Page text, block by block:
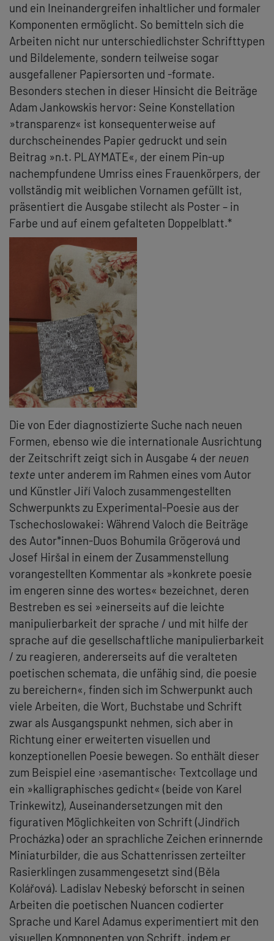
und ein Ineinandergreifen inhaltlicher und formaler
Komponenten ermöglicht. So bemitteln sich die
Arbeiten nicht nur unterschiedlichster Schrifttypen
und Bildelemente, sondern teilweise sogar
ausgefallener Papiersorten und -formate.
Besonders stechen in dieser Hinsicht die Beiträge
Adam Jankowskis hervor: Seine Konstellation
»transparenz« ist konsequenterweise auf
durchscheinendes Papier gedruckt und sein
Beitrag »n.t. PLAYMATE«, der einem Pin-up
nachempfundene Umriss eines Frauenkörpers, der
vollständig mit weiblichen Vornamen gefüllt ist,
präsentiert die Ausgabe stilecht als Poster – in
Farbe und auf einem gefalteten Doppelblatt.*
Die von Eder diagnostizierte Suche nach neuen
Formen, ebenso wie die internationale Ausrichtung
der Zeitschrift zeigt sich in Ausgabe 4 der neuen
texte unter anderem im Rahmen eines vom Autor
und Künstler Jiří Valoch zusammengestellten
Schwerpunkts zu Experimental-Poesie aus der
Tschechoslowakei: Während Valoch die Beiträge
des Autor*innen-Duos Bohumila Grögerová und
Josef Hiršal in einem der Zusammenstellung
vorangestellten Kommentar als »konkrete poesie
im engeren sinne des wortes« bezeichnet, deren
Bestreben es sei »einerseits auf die leichte
manipulierbarkeit der sprache / und mit hilfe der
sprache auf die gesellschaftliche manipulierbarkeit
/ zu reagieren, andererseits auf die veralteten
poetischen schemata, die unfähig sind, die poesie
zu bereichern«, finden sich im Schwerpunkt auch
viele Arbeiten, die Wort, Buchstabe und Schrift
zwar als Ausgangspunkt nehmen, sich aber in
Richtung einer erweiterten visuellen und
konzeptionellen Poesie bewegen. So enthält dieser
zum Beispiel eine ›asemantische‹ Textcollage und
ein »kalligraphisches gedicht« (beide von Karel
Trinkewitz), Auseinandersetzungen mit den
figurativen Möglichkeiten von Schrift (Jindřich
Procházka) oder an sprachliche Zeichen erinnernde
Miniaturbilder, die aus Schattenrissen zerteilter
Rasierklingen zusammengesetzt sind (Běla
Kolářová). Ladislav Nebeský beforscht in seinen
Arbeiten die poetischen Nuancen codierter
Sprache und Karel Adamus experimentiert mit den
visuellen Komponenten von Schrift, indem er